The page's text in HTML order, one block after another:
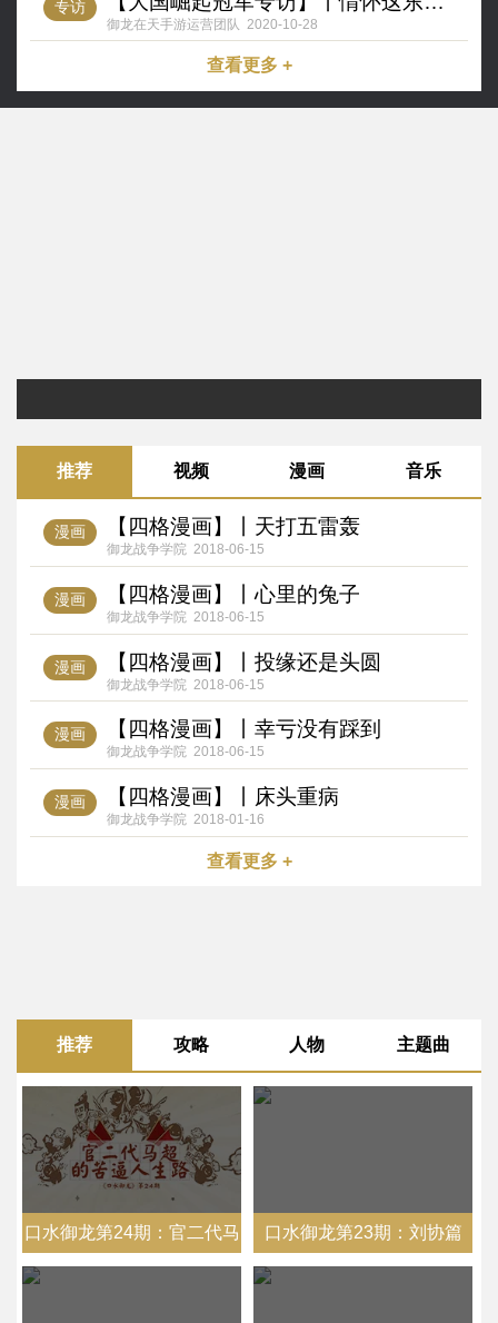
专访
御龙在天手游运营团队 2020-10-28
查看更多 +
推荐 视频 漫画 音乐
漫画 【四格漫画】丨天打五雷轰
御龙战争学院 2018-06-15
漫画 【四格漫画】丨心里的兔子
御龙战争学院 2018-06-15
漫画 【四格漫画】丨投缘还是头圆
御龙战争学院 2018-06-15
漫画 【四格漫画】丨幸亏没有踩到
御龙战争学院 2018-06-15
漫画 【四格漫画】丨床头重病
御龙战争学院 2018-01-16
查看更多 +
推荐 攻略 人物 主题曲
口水御龙第24期：官二代马
超的苦逼人生路
口水御龙第23期：刘协篇